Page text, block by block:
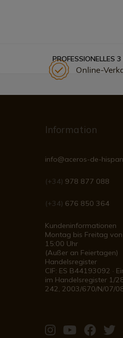
PROFESSIONELLES
Online-
Information
info@aceros-de-
(+34) 978 877 088
(+34) 676 850 364
Kundeninformationen
Montag bis Freitag
15:00 Uhr
(Außer an Feiertagen)
Handelsregister
CIF: ES B44193092 ·
im Handelsregister 1/
242, 2003/670/N/07/